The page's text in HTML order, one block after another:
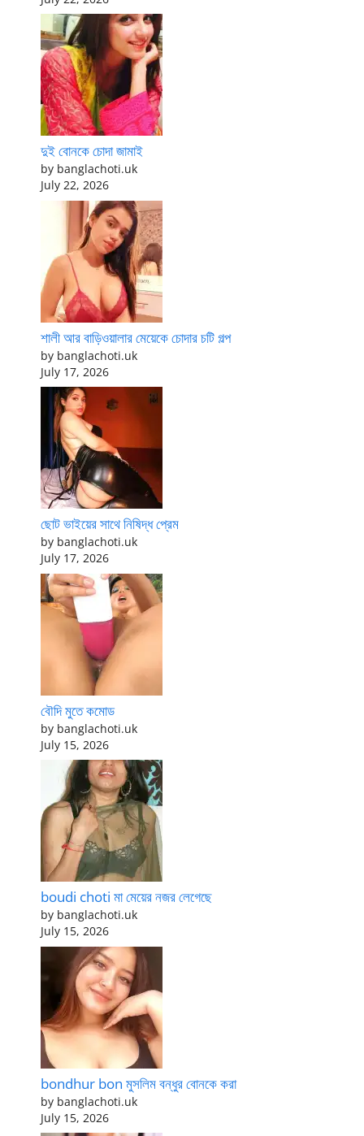
দুই বোনকে চোদা জামাই
by banglachoti.uk
July 22, 2026
শালী আর বাড়িওয়ালার মেয়েকে চোদার চটি গল্প
by banglachoti.uk
July 17, 2026
ছোট ভাইয়ের সাথে নিষিদ্ধ প্রেম
by banglachoti.uk
July 17, 2026
বৌদি মুতে কমোড
by banglachoti.uk
July 15, 2026
boudi choti মা মেয়ের নজর লেগেছে
by banglachoti.uk
July 15, 2026
bondhur bon মুসলিম বন্ধুর বোনকে করা
by banglachoti.uk
July 15, 2026